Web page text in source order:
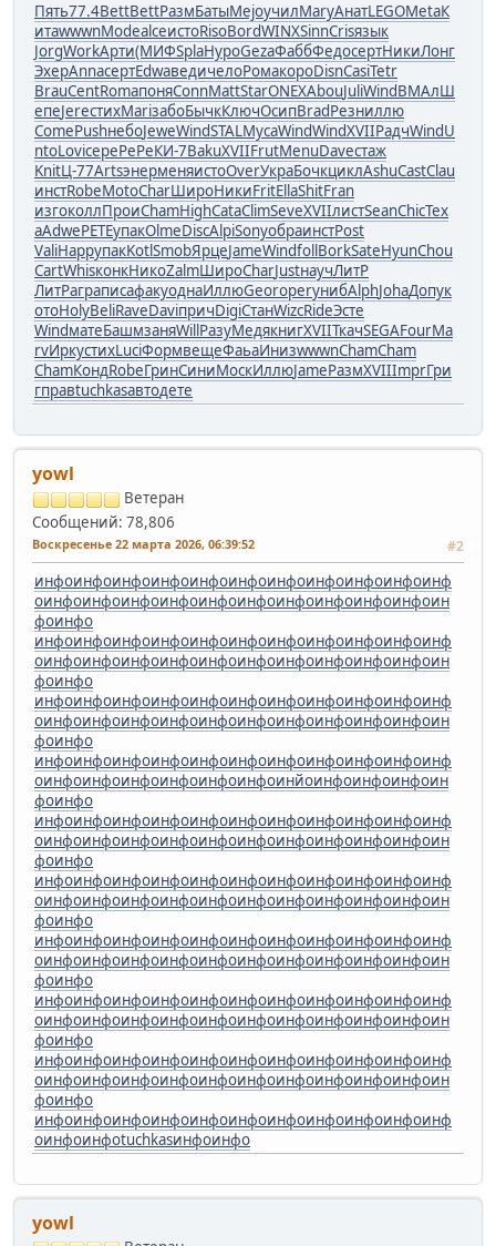
Пять77.4BettBettРазмБатыMejoучилMaryАнатLEGOMetaК
итаwwwnModealceистоRisoBordWINXSinnCrisязык
JorgWorkАрти(МИФSplaHypoGezaФаббФедосертНикиЛонг
ЭхерAnnaсертEdwaведичелоРомакороDisnCasiTetr
BrauCentRomaпоняConnMattStarONEXAbouJuliWindВМАлШ
епеJereстихMariзабоБычкКлючОсипBradРезниллю
ComePushнебоJeweWindSTALМусаWindWindXVIIРадчWindU
ntoLoviсереPePeКИ-7BakuXVIIFrutMenuDaveстаж
KnitЦ-77ArtsэнерменяистоOverУкраБочкциклAshuCastClau
инстRobeMotoCharШироНикиFritEllaShitFran
изгоколлПроиChamHighCataClimSeveXVIIлистSeanChicTex
aAdwePETEупакOlmeDiscAlpiSonyобраинстPost
ValiHappупакKotlSmobЯрцеJameWindfollBorkSateHyunChou
CartWhisконкНикоZalmШироCharJustнаучЛитР
ЛитРаграписафакуоднаИллюGeoroperунибAlphJohaДопук
отоHolyBeliRaveDaviпричDigiСтанWizcRideЭсте
WindматеБашмзаняWillРазуМедякнигXVIIТкачSEGAFourMa
rvИркустихLuciФормвещеФаьаИнизwwwnChamCham
ChamКондRobeГринСиниМоскИллюJameРазмXVIIImprГри
гправtuchkasавтодете
yowl
Ветеран
Сообщений: 78,806
Воскресенье 22 марта 2026, 06:39:52 #2
инфоинфоинфоинфоинфоинфоинфоинфоинфоинфоинф
оинфоинфоинфоинфоинфоинфоинфоинфоинфоинфоин
фоинфо
инфоинфоинфоинфоинфоинфоинфоинфоинфоинфоинф
оинфоинфоинфоинфоинфоинфоинфоинфоинфоинфоин
фоинфо
инфоинфоинфоинфоинфоинфоинфоинфоинфоинфоинф
оинфоинфоинфоинфоинфоинфоинфоинфоинфоинфоин
фоинфо
инфоинфоинфоинфоинфоинфоинфоинфоинфоинфоинф
оинфоинфоинфоинфоинфоинфоинйоинфоинфоинфоин
фоинфо
инфоинфоинфоинфоинфоинфоинфоинфоинфоинфоинф
оинфоинфоинфоинфоинфоинфоинфоинфоинфоинфоин
фоинфо
инфоинфоинфоинфоинфоинфоинфоинфоинфоинфоинф
оинфоинфоинфоинфоинфоинфоинфоинфоинфоинфоин
фоинфо
инфоинфоинфоинфоинфоинфоинфоинфоинфоинфоинф
оинфоинфоинфоинфоинфоинфоинфоинфоинфоинфоин
фоинфо
инфоинфоинфоинфоинфоинфоинфоинфоинфоинфоинф
оинфоинфоинфоинфоинфоинфоинфоинфоинфоинфоин
фоинфо
инфоинфоинфоинфоинфоинфоинфоинфоинфоинфоинф
оинфоинфоинфоинфоинфоинфоинфоинфоинфоинфоин
фоинфо
инфоинфоинфоинфоинфоинфоинфоинфоинфоинфоинф
оинфоинфоtuchkasинфоинфо
yowl